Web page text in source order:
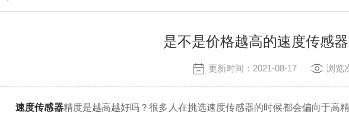
是不是价格越高的速度传感
更新时间：2021-08-17 浏览
速度传感器精度是越高越好吗？很多人在挑选速度传感器的时候都会偏向于高